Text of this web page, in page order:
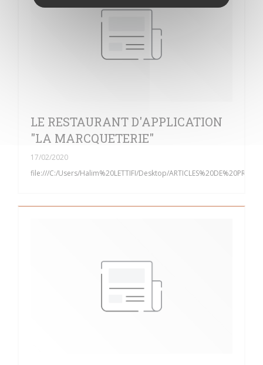
LE RESTAURANT D'APPLICATION
"LA MARCQUETERIE"
17/02/2020
file:///C:/Users/Halim%20LETTIFI/Desktop/